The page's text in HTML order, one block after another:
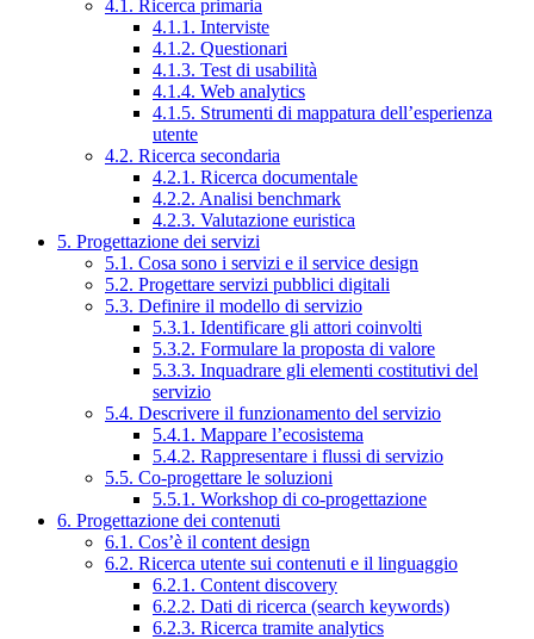
4.1. Ricerca primaria
4.1.1. Interviste
4.1.2. Questionari
4.1.3. Test di usabilità
4.1.4. Web analytics
4.1.5. Strumenti di mappatura dell’esperienza
utente
4.2. Ricerca secondaria
4.2.1. Ricerca documentale
4.2.2. Analisi benchmark
4.2.3. Valutazione euristica
5. Progettazione dei servizi
5.1. Cosa sono i servizi e il service design
5.2. Progettare servizi pubblici digitali
5.3. Definire il modello di servizio
5.3.1. Identificare gli attori coinvolti
5.3.2. Formulare la proposta di valore
5.3.3. Inquadrare gli elementi costitutivi del
servizio
5.4. Descrivere il funzionamento del servizio
5.4.1. Mappare l’ecosistema
5.4.2. Rappresentare i flussi di servizio
5.5. Co-progettare le soluzioni
5.5.1. Workshop di co-progettazione
6. Progettazione dei contenuti
6.1. Cos’è il content design
6.2. Ricerca utente sui contenuti e il linguaggio
6.2.1. Content discovery
6.2.2. Dati di ricerca (search keywords)
6.2.3. Ricerca tramite analytics